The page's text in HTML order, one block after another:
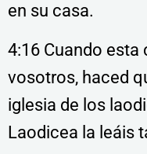
en su casa.
4:16 Cuando esta
vosotros, haced
iglesia de los
Laodicea la leáis